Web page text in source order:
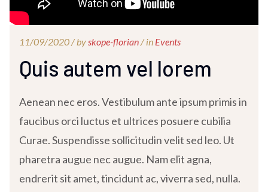
11/09/2020 /byskope-florian/ in Events
Quis autem vel lorem
Aenean nec eros. Vestibulum ante ipsum primis in
faucibus orci luctus et ultrices posuere cubilia
Curae. Suspendisse sollicitudin velit sed leo. Ut
pharetra augue nec augue. Nam elit agna,
endrerit sit amet, tincidunt ac, viverra sed, nulla.